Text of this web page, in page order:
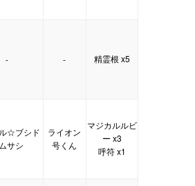
- - 精霊根 x5
☆ブシド
サシ
ライオン
号くん
マジカルルビ
ー x3
呼符 x1